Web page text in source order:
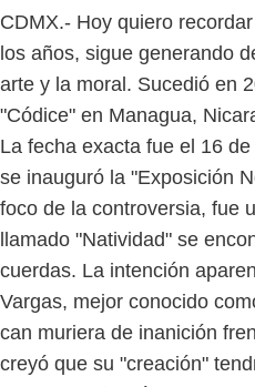
CDMX.- Hoy quiero
los años, sigue generando
arte y la moral. Sucedió en
"Códice" en Managua,
La fecha exacta fue el 16
se inauguró la "Exposición
foco de la controversia, fue
llamado "Natividad" se
cuerdas. La intención
Vargas, mejor conocido
can muriera de inanición
creyó que su "creación"